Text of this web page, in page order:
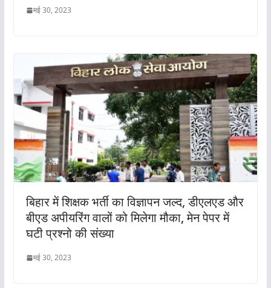
मई 30, 2023
बिहार में शिक्षक भर्ती का विज्ञापन जल्‍द, डीएलएड और
बीएड अपीयरिंग वालों को मिलेगा मौका, मेन पेपर में
घटी प्रश्नो की संख्या
मई 30, 2023